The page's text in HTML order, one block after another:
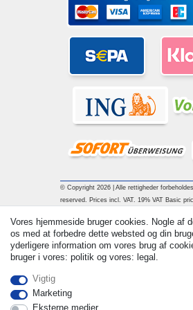
© Copyright 2026 | Alle rettigheder
reserved. Prices incl. VAT. 19% VAT Basic
Vores hjemmeside bruger cookies. Nogle af
os med at forbedre dette websted og din
yderligere information om vores brug af
bruger i vores: politik og vores: legal.
Vigtig
Marketing
Eksterne medier
Withdraw from contract here